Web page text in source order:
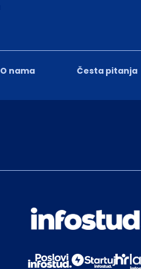
O nama Česta pitanja